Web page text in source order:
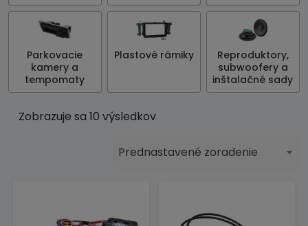
Parkovacie
kamery a
tempomaty
Plastové rámiky
Reproduktory,
subwoofery a
inštalačné sady
Zobrazuje sa 10 výsledkov
Prednastavené zoradenie